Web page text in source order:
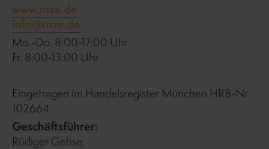
www.mze.de
info@mze.de
Mo.-Do. 8:00-17:00 Uhr
Fr. 8:00-13:00 Uhr
Eingetragen im Handelsregister München HRB-Nr.
102664
Geschäftsführer:
Rüdiger Gehse